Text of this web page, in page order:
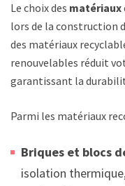
Le choix des matériaux
lors de la construction
des matériaux
renouvelables réduit
garantissant la
Parmi les matériaux
Briques et blocs
isolation